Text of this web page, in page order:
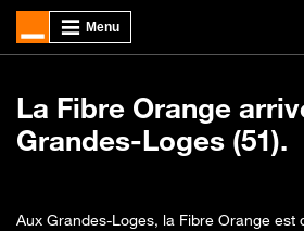
La Fibre Orange
Grandes-Loges (51).
Aux Grandes-Loges, la Fibre Orange est